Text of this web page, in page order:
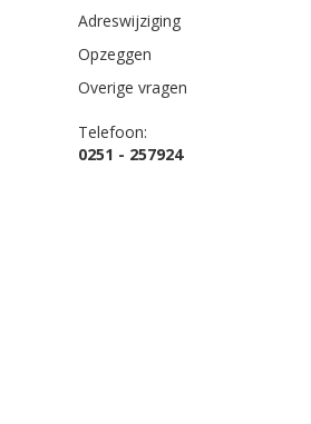
Adreswijziging
Opzeggen
Overige vragen
Telefoon:
0251 - 257924